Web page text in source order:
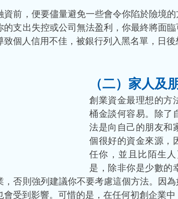
資前，便要儘量避免一些會令你陷於險境
的支出失控或公司無法盈利，你最終將面
個人信用不佳，被銀行列入黑名單，日後
（二）家人及
創業資金最理想的方
桶金談何容易。除了
法是向自己的朋友和
個很好的資金來源，
任你，並且比陌生
是，除非你是少數的
，否則強列建議你不要考慮這個方法。因
受到影響。可惜的是，在任何初創企業